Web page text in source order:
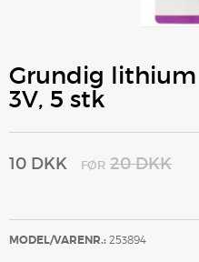
Grundig lithium
3V, 5 stk
10 DKK FØR 20 DKK
MODEL/VARENR.: 253894